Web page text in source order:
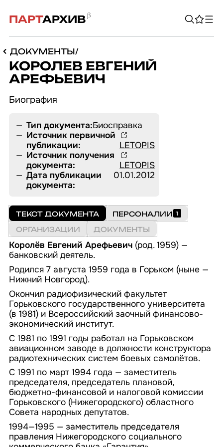
ПЕРСОНАЛИИ
ОРГАНИЗАЦИИ
ДОКУМЕНТЫ
БИБЛИОТЕКА
АВТОРЫИЗДАНИЯ
ПРОИЗВЕДЕНИЯЛИТЕРАТУРА
ПЕРИОДИКАЛИСТОВКИ
О ПРОЕКТЕ
ПАРТАРХИВ
ДОКУМЕНТЫ/
КОРОЛЕВ ЕВГЕНИЙ
АРЕФЬЕВИЧ
Био­гра­фия
Тип документа:Биосправка
Источник первичной
публикации:
LETOPIS
Источник получения
документа:
LETOPIS
Дата публикации
документа:
01.01.2012
ТЕКСТ ДОКУМЕНТА
Королёв Евгений Арефьевич (род. 1959) —
банковский деятель.
Родился 7 августа 1959 года в Горьком (ныне —
Нижний Новгород).
Окончил радиофизический факультет
Горьковского государственного университета
(в 1981) и Всероссийский заочный финансово-
экономический институт.
С 1981 по 1991 годы работал на Горьковском
авиационном заводе в должности конструктора
радиотехнических систем боевых самолётов.
С 1991 по март 1994 года — заместитель
председателя, председатель плановой,
бюджетно-финансовой и налоговой комиссии
Горьковского (Нижегородского) областного
Совета народных депутатов.
1994—1995 — заместитель председателя
правления Нижегородского социального
ПЕРСОНАЛИИ 1
ОРГАНИЗАЦИИ ДОКУМЕНТЫ